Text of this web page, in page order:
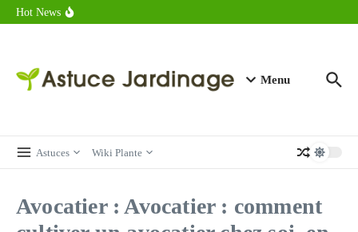
Aller au contenu
Hot News
Combien de calories dans un croque monsieur en 2025 ?
Menu
Astuces Wiki Plante
Avocatier : Avocatier : comment